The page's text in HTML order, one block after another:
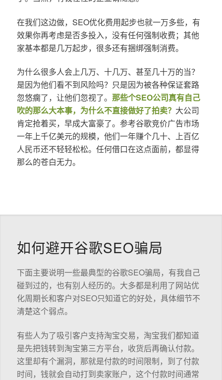
在我们这边做，SEO优化费用起步也就一万多些，有
效果你再考虑是否多投入，没有任何强制收费；其他
家基本都是几万起步，很多还有捆绑强制消费。
为什么很多人会上几万、十几万、甚至几十万的当？
是因为他们看不到风险吗？只是因为被各种保证套路
忽悠瘸了，让他们忽视了。 那些个SEO公司真有自己
吹的那么大本事，为什么不直接做好了拍卖？ 大公司
肯定抢着买，早成大富豪了。参考谷歌竞价广告市场
一年上千亿美元的规模，他们一年赚个几十、上百亿
人民币还不轻轻松松。任何借口在这点面前，都显得
那么的苍白无力。
如何避开谷歌SEO骗局
下面主要说明一些最典型的谷歌SEO骗局，有我自己
碰到过的，也有别人经历的。大多都是利用了网站优
化周期长和客户对SEO只知道它的好处，具体细节不
清楚这个弱点。
有些人为了吸引客户支持淘宝交易，淘宝我们都知道
是先把钱转到淘宝第三方平台，收货后再确认付款。
这里却有个漏洞，那就是付款的时间限制，到了付款
时间，钱就会自动打到卖家账户，这个付款时间通常